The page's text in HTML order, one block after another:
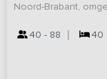
Noord-Brabant,
40 - 88 40